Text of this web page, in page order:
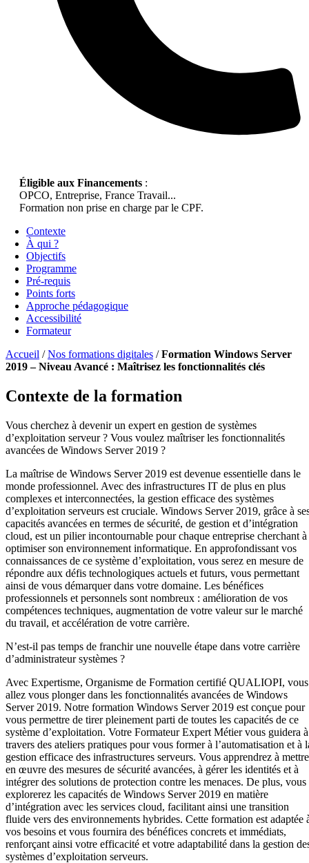
Éligible aux Financements :
OPCO, Entreprise, France Travail...
Formation non prise en charge par le CPF.
Contexte
À qui ?
Objectifs
Programme
Pré-requis
Points forts
Approche pédagogique
Accessibilité
Formateur
Accueil /Nos formations digitales /Formation Windows Server
2019 – Niveau Avancé : Maîtrisez les fonctionnalités clés
Contexte de la formation
Vous cherchez à devenir un expert en gestion de systèmes
d’exploitation serveur ? Vous voulez maîtriser les fonctionnalités
avancées de Windows Server 2019 ?
La maîtrise de Windows Server 2019 est devenue essentielle dans le
monde professionnel. Avec des infrastructures IT de plus en plus
complexes et interconnectées, la gestion efficace des systèmes
d’exploitation serveurs est cruciale. Windows Server 2019, grâce à
capacités avancées en termes de sécurité, de gestion et d’intégration
cloud, est un pilier incontournable pour chaque entreprise cherchant à
optimiser son environnement informatique. En approfondissant vos
connaissances de ce système d’exploitation, vous serez en mesure de
répondre aux défis technologiques actuels et futurs, vous permettant
ainsi de vous démarquer dans votre domaine. Les bénéfices
professionnels et personnels sont nombreux : amélioration de vos
compétences techniques, augmentation de votre valeur sur le marché
du travail, et accélération de votre carrière.
N’est-il pas temps de franchir une nouvelle étape dans votre carrière
d’administrateur systèmes ?
Avec Expertisme, Organisme de Formation certifié QUALIOPI, vous
allez vous plonger dans les fonctionnalités avancées de Windows
Server 2019. Notre formation Windows Server 2019 est conçue pour
vous permettre de tirer pleinement parti de toutes les capacités de ce
système d’exploitation. Votre Formateur Expert Métier vous guidera à
travers des ateliers pratiques pour vous former à l’automatisation et à
gestion efficace des infrastructures serveurs. Vous apprendrez à mettre
en œuvre des mesures de sécurité avancées, à gérer les identités et à
intégrer des solutions de protection contre les menaces. De plus, vous
explorerez les capacités de Windows Server 2019 en matière
d’intégration avec les services cloud, facilitant ainsi une transition
fluide vers des environnements hybrides. Cette formation est adaptée
vos besoins et vous fournira des bénéfices concrets et immédiats,
renforçant ainsi votre efficacité et votre adaptabilité dans la gestion
systèmes d’exploitation serveurs.